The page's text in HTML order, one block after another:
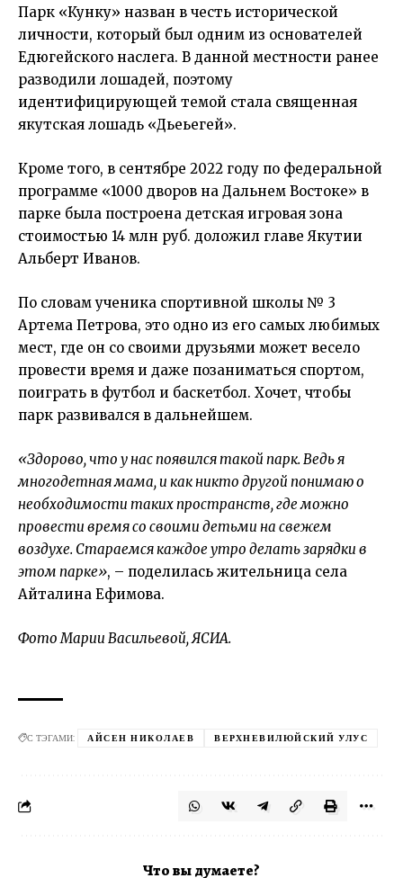
Парк «Кунку» назван в честь исторической
личности, который был одним из основателей
Едюгейского наслега. В данной местности ранее
разводили лошадей, поэтому
идентифицирующей темой стала священная
якутская лошадь «Дьеьегей».
Кроме того, в сентябре 2022 году по федеральной
программе «1000 дворов на Дальнем Востоке» в
парке была построена детская игровая зона
стоимостью 14 млн руб. доложил главе Якутии
Альберт Иванов.
По словам ученика спортивной школы № 3
Артема Петрова, это одно из его самых любимых
мест, где он со своими друзьями может весело
провести время и даже позаниматься спортом,
поиграть в футбол и баскетбол. Хочет, чтобы
парк развивался в дальнейшем.
«Здорово, что у нас появился такой парк. Ведь я
многодетная мама, и как никто другой понимаю о
необходимости таких пространств, где можно
провести время со своими детьми на свежем
воздухе. Стараемся каждое утро делать зарядки в
этом парке», – поделилась жительница села
Айталина Ефимова.
Фото Марии Васильевой, ЯСИА.
С ТЭГАМИ: АЙСЕН НИКОЛАЕВ ВЕРХНЕВИЛЮЙСКИЙ УЛУС
Что вы думаете?